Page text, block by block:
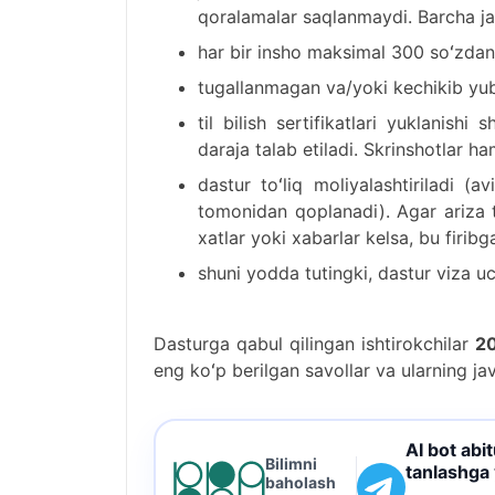
qoralamalar saqlanmaydi. Barcha
har bir insho maksimal 300
tugallanmagan va/yoki kechikib
til bilish sertifikatlari yuklanishi
daraja talab etiladi. Skrinshotlar
dastur toʻliq moliyalashtiriladi
tomonidan qoplanadi). Agar ariza
xatlar yoki xabarlar kelsa, bu
shuni yodda tutingki, dastur viza
Dasturga qabul qilingan ishtirokchilar
eng koʻp berilgan savollar va ularning
Bilimni
baholash
AI bot